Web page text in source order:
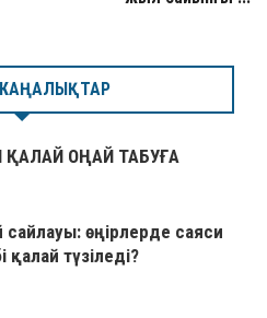
ҚАЛАЙ ОҢАЙ ТАБУҒА
сайлауы: өңірлерде саяси
қалай түзіледі?